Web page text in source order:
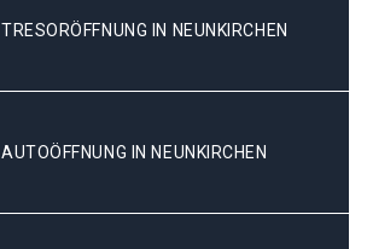
TRESORÖFFNUNG IN NEUNKIRCHEN
AUTOÖFFNUNG IN NEUNKIRCHEN